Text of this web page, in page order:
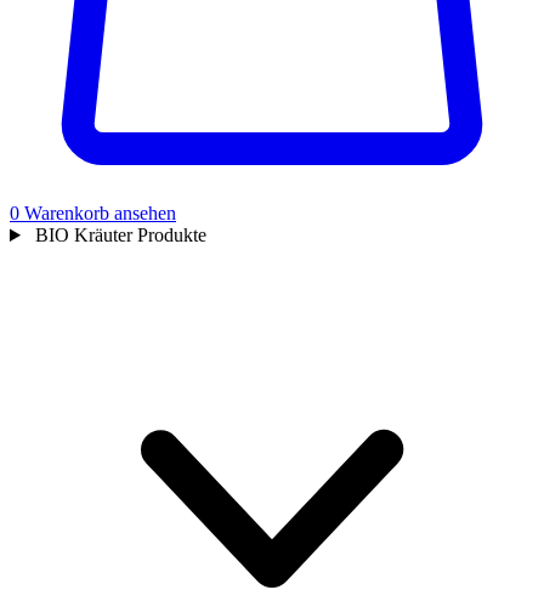
0 Warenkorb ansehen
BIO Kräuter Produkte